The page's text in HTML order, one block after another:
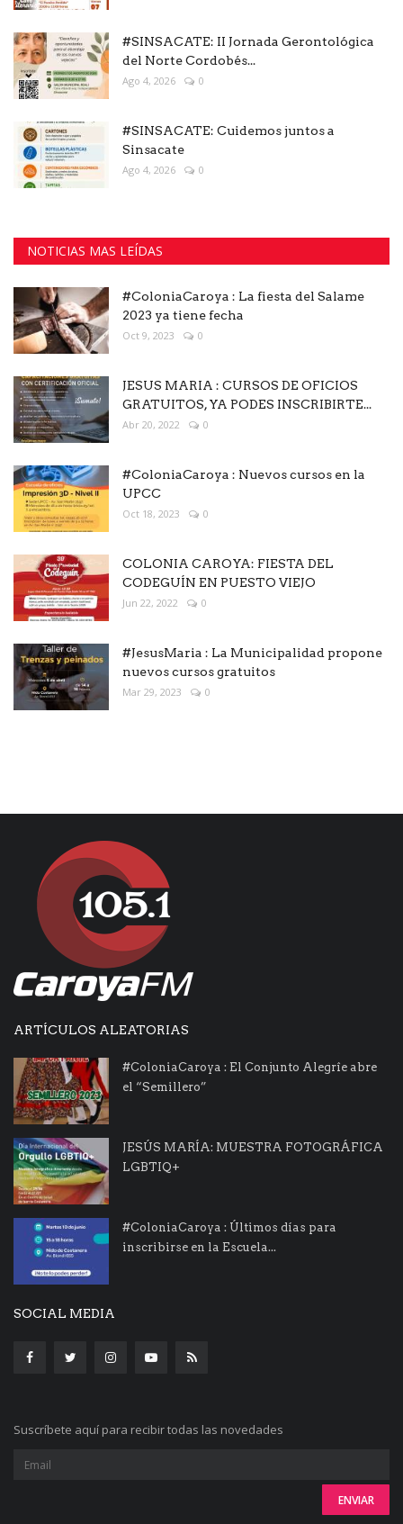
#SINSACATE: II Jornada Gerontológica
del Norte Cordobés...
Ago 4, 2026 0
#SINSACATE: Cuidemos juntos a
Sinsacate
Ago 4, 2026 0
NOTICIAS MAS LEÍDAS
#ColoniaCaroya : La fiesta del Salame
2023 ya tiene fecha
Oct 9, 2023 0
JESUS MARIA : CURSOS DE OFICIOS
GRATUITOS, YA PODES INSCRIBIRTE...
Abr 20, 2022 0
#ColoniaCaroya : Nuevos cursos en la
UPCC
Oct 18, 2023 0
COLONIA CAROYA: FIESTA DEL
CODEGUÍN EN PUESTO VIEJO
Jun 22, 2022 0
#JesusMaria : La Municipalidad propone
nuevos cursos gratuitos
Mar 29, 2023 0
ARTÍCULOS ALEATORIAS
#ColoniaCaroya : El Conjunto Alegrîe abre
el “Semillero”
JESÚS MARÍA: MUESTRA FOTOGRÁFICA
LGBTIQ+
#ColoniaCaroya : Últimos días para
inscribirse en la Escuela...
SOCIAL MEDIA
Suscríbete aquí para recibir todas las novedades